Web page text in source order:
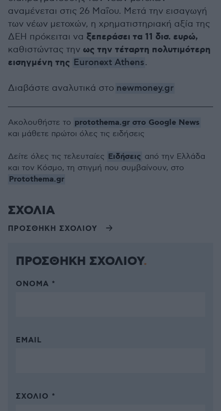
αναμένεται στις 26 Μαΐου. Μετά την εισαγωγή
των νέων μετοχών, η χρηματιστηριακή αξία της
ΔΕΗ πρόκειται να ξεπεράσει τα 11 δισ. ευρώ,
καθιστώντας την ως την τέταρτη πολυτιμότερη
εισηγμένη της Euronext Athens.
Διαβάστε αναλυτικά στο newmoney.gr
Ακολουθήστε το protothema.gr στο Google News
και μάθετε πρώτοι όλες τις ειδήσεις
Δείτε όλες τις τελευταίες Ειδήσεις από την Ελλάδα
και τον Κόσμο, τη στιγμή που συμβαίνουν, στο
Protothema.gr
ΣΧΟΛΙΑ
ΠΡΟΣΘΗΚΗ ΣΧΟΛΙΟΥ
ΠΡΟΣΘΗΚΗ ΣΧΟΛΙΟΥ
ΌΝΟΜΑ *
EMAIL
ΣΧΌΛΙΟ *